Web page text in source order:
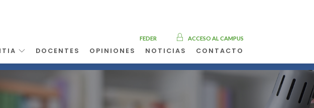
FEDER ACCESO AL CAMPUS
DOCENTES OPINIONES NOTICIAS CONTACTO